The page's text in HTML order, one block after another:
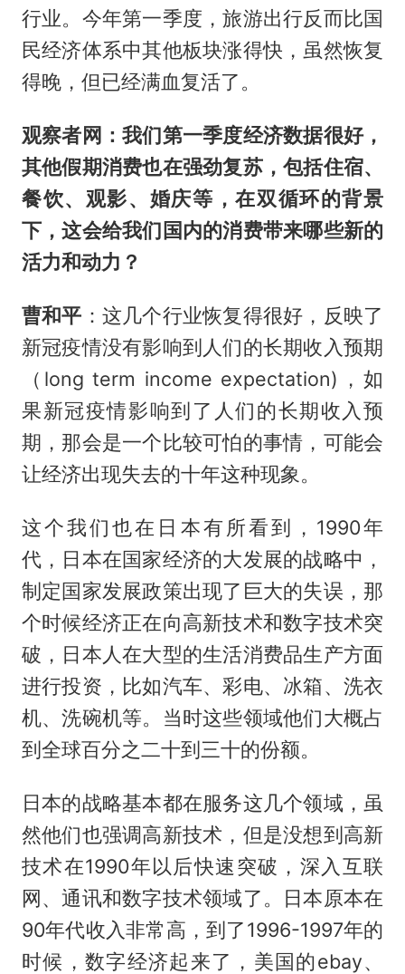
行业。今年第一季度，旅游出行反而比国
民经济体系中其他板块涨得快，虽然恢复
得晚，但已经满血复活了。
观察者网：我们第一季度经济数据很好，
其他假期消费也在强劲复苏，包括住宿、
餐饮、观影、婚庆等，在双循环的背景
下，这会给我们国内的消费带来哪些新的
活力和动力？
曹和平 ：这几个行业恢复得很好，反映了
新冠疫情没有影响到人们的长期收入预期
（long term income expectation)，如
果新冠疫情影响到了人们的长期收入预
期，那会是一个比较可怕的事情，可能会
让经济出现失去的十年这种现象。
这个我们也在日本有所看到，1990年
代，日本在国家经济的大发展的战略中，
制定国家发展政策出现了巨大的失误，那
个时候经济正在向高新技术和数字技术突
破，日本人在大型的生活消费品生产方面
进行投资，比如汽车、彩电、冰箱、洗衣
机、洗碗机等。当时这些领域他们大概占
到全球百分之二十到三十的份额。
日本的战略基本都在服务这几个领域，虽
然他们也强调高新技术，但是没想到高新
技术在1990年以后快速突破，深入互联
网、通讯和数字技术领域了。日本原本在
90年代收入非常高，到了1996-1997年的
时候，数字经济起来了，美国的ebay、